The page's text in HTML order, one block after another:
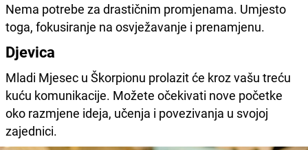
Nema potrebe za drastičnim promjenama. Umjesto
toga, fokusiranje na osvježavanje i prenamjenu.
Djevica
Mladi Mjesec u Škorpionu prolazit će kroz vašu treću
kuću komunikacije. Možete očekivati nove početke
oko razmjene ideja, učenja i povezivanja u svojoj
zajednici.